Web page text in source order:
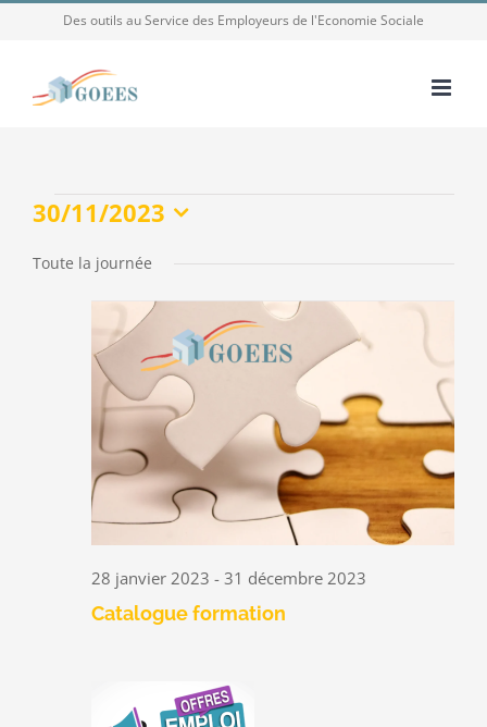
contenu
Des outils au Service des Employeurs de l'Economie Sociale
Évènements
novembre
30/11/2023
une
Toute la journée
Catalogue formation
28 janvier 2023 -31 décembre 2023